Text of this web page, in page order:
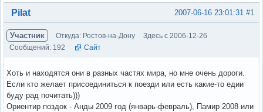
#1
2007-06-16 23:01:31
Pilat
Участник Откуда: Ростов-на-Дону
Здесь с 2006-12-26
Сообщений: 192
Сайт
Хоть и находятся они в разных частях мира, но мне очень дороги.
Если кто желает присоединиться к поезди или есть какие-то едии
буду рад почитать)))
Ориентир поздок - Анды 2009 год (январь-февраль), Памир 2008 или